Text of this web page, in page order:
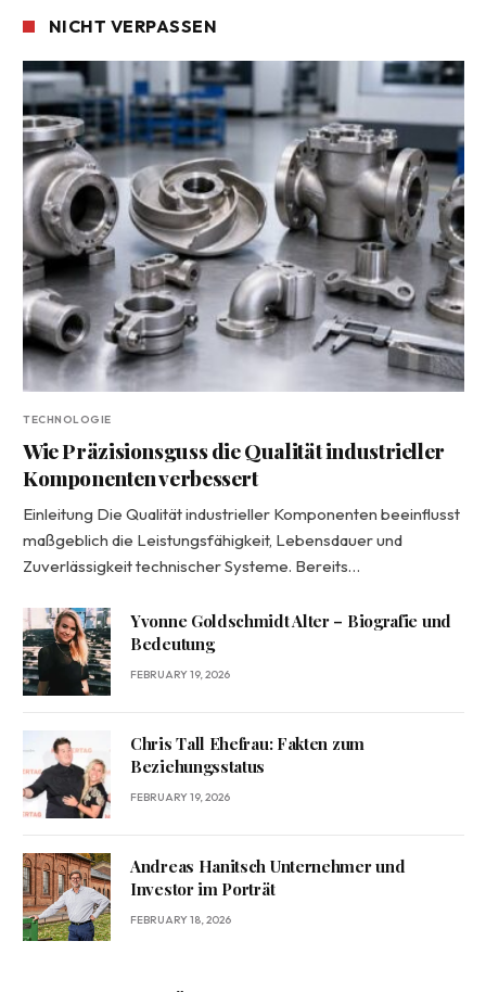
NICHT VERPASSEN
TECHNOLOGIE
Wie Präzisionsguss die Qualität industrieller
Komponenten verbessert
Einleitung Die Qualität industrieller Komponenten beeinflusst
maßgeblich die Leistungsfähigkeit, Lebensdauer und
Zuverlässigkeit technischer Systeme. Bereits…
Yvonne Goldschmidt Alter – Biografie und
Bedeutung
FEBRUARY 19, 2026
Chris Tall Ehefrau: Fakten zum
Beziehungsstatus
FEBRUARY 19, 2026
Andreas Hanitsch Unternehmer und
Investor im Porträt
FEBRUARY 18, 2026